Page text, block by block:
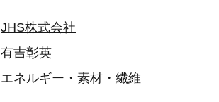
JHS株式会社
有吉彰英
エネルギー・素材・繊維